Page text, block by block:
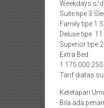
Weekdays s/d
Suite tipe 3
Family tipe 1
Deluxe tipe
Superior tipe
Extra Bed
1 175.000
Tarif diatas
Ketetapan
Bila ada